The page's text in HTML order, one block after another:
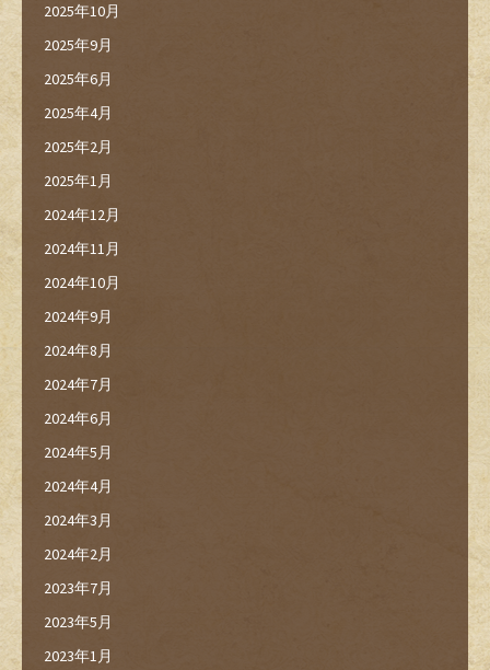
2025年10月
2025年9月
2025年6月
2025年4月
2025年2月
2025年1月
2024年12月
2024年11月
2024年10月
2024年9月
2024年8月
2024年7月
2024年6月
2024年5月
2024年4月
2024年3月
2024年2月
2023年7月
2023年5月
2023年1月